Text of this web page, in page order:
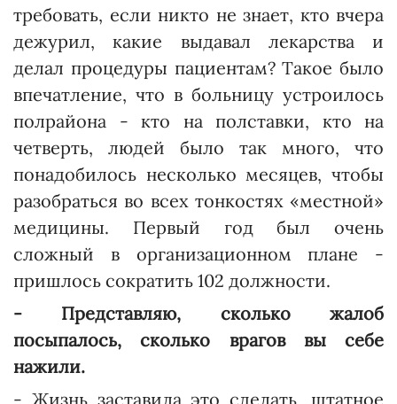
требовать, если никто не знает, кто вчера
дежурил, какие выдавал лекарства и
делал процедуры пациентам? Такое было
впечатление, что в больницу устроилось
полрайона - кто на полставки, кто на
четверть, людей было так много, что
понадобилось несколько месяцев, чтобы
разобраться во всех тонкостях «местной»
медицины. Первый год был очень
сложный в организационном плане -
пришлось сократить 102 должности.
- Представляю, сколько жалоб
посыпалось, сколько врагов вы себе
нажили.
- Жизнь заставила это сделать, штатное